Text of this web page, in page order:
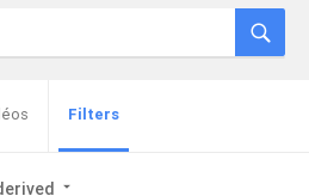
Filters
arrow_drop_down